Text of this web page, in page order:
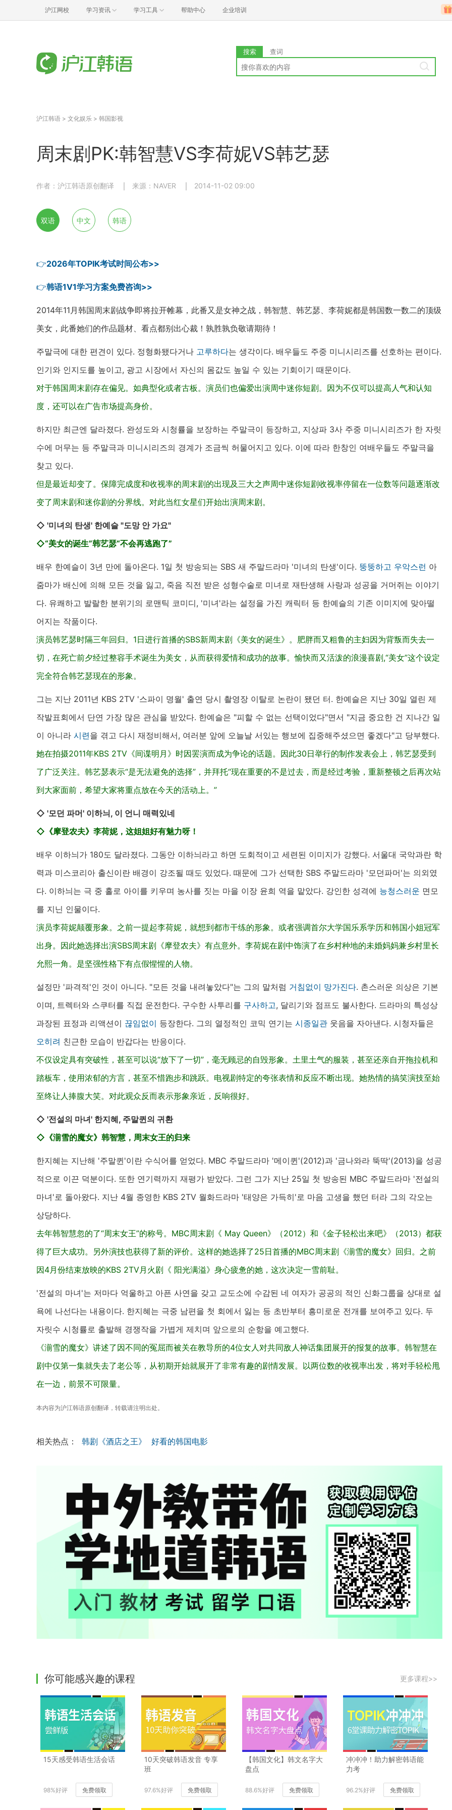
沪江网校 学习资讯 学习工具 帮助中心 企业培训
搜索 查词
沪江韩语 > 文化娱乐 > 韩国影视
周末剧PK:韩智慧VS李荷妮VS韩艺瑟
作者：沪江韩语原创翻译 来源：NAVER 2014-11-02 09:00
双语 中文 韩语
👉2026年TOPIK考试时间公布>>
👉韩语1V1学习方案免费咨询>>
2014年11月韩国周末剧战争即将拉开帷幕，此番又是女神之战，韩智慧、韩艺瑟、李荷妮都是韩国数一数二的顶级
美女，此番她们的作品题材、看点都别出心裁！孰胜孰负敬请期待！
주말극에 대한 편견이 있다. 정형화됐다거나 고루하다는 생각이다. 배우들도 주중 미니시리즈를 선호하는 편이다.
인기와 인지도를 높이고, 광고 시장에서 자신의 몸값도 높일 수 있는 기회이기 때문이다.
对于韩国周末剧存在偏见。如典型化或者古板。演员们也偏爱出演周中迷你短剧。因为不仅可以提高人气和认知
度，还可以在广告市场提高身价。
하지만 최근엔 달라졌다. 완성도와 시청률을 보장하는 주말극이 등장하고, 지상파 3사 주중 미니시리즈가 한 자릿
수에 머무는 등 주말극과 미니시리즈의 경계가 조금씩 허물어지고 있다. 이에 따라 한창인 여배우들도 주말극을
찾고 있다.
但是最近却变了。保障完成度和收视率的周末剧的出现及三大之声周中迷你短剧收视率停留在一位数等问题逐渐改
变了周末剧和迷你剧的分界线。对此当红女星们开始出演周末剧。
◇ '미녀의 탄생' 한예슬 "도망 안 가요"
◇“美女的诞生”韩艺瑟“不会再逃跑了”
배우 한예슬이 3년 만에 돌아온다. 1일 첫 방송되는 SBS 새 주말드라마 '미녀의 탄생'이다. 뚱뚱하고 우악스런 아
줌마가 배신에 의해 모든 것을 잃고, 죽음 직전 받은 성형수술로 미녀로 재탄생해 사랑과 성공을 거머쥐는 이야기
다. 유쾌하고 발랄한 분위기의 로맨틱 코미디, '미녀'라는 설정을 가진 캐릭터 등 한예슬의 기존 이미지에 맞아떨
어지는 작품이다.
演员韩艺瑟时隔三年回归。1日进行首播的SBS新周末剧《美女的诞生》。肥胖而又粗鲁的主妇因为背叛而失去一
切，在死亡前夕经过整容手术诞生为美女，从而获得爱情和成功的故事。愉快而又活泼的浪漫喜剧,“美女”这个设定
完全符合韩艺瑟现在的形象。
그는 지난 2011년 KBS 2TV '스파이 명월' 출연 당시 촬영장 이탈로 논란이 됐던 터. 한예슬은 지난 30일 열린 제
작발표회에서 단연 가장 많은 관심을 받았다. 한예슬은 "피할 수 없는 선택이었다"면서 "지금 중요한 건 지나간 일
이 아니라 시련을 겪고 다시 재정비해서, 여러분 앞에 오늘날 서있는 행보에 집중해주셨으면 좋겠다"고 당부했다.
她在拍摄2011年KBS 2TV《间谍明月》时因罢演而成为争论的话题。因此30日举行的制作发表会上，韩艺瑟受到
了广泛关注。韩艺瑟表示“是无法避免的选择”，并拜托“现在重要的不是过去，而是经过考验，重新整顿之后再次站
到大家面前，希望大家将重点放在今天的活动上。”
◇ '모던 파머' 이하늬, 이 언니 매력있네
◇《摩登农夫》李荷妮，这姐姐好有魅力呀！
배우 이하늬가 180도 달라졌다. 그동안 이하늬라고 하면 도회적이고 세련된 이미지가 강했다. 서울대 국악과란 학
력과 미스코리아 출신이란 배경이 강조될 때도 있었다. 때문에 그가 선택한 SBS 주말드라마 '모던파머'는 의외였
다. 이하늬는 극 중 홀로 아이를 키우며 농사를 짓는 마을 이장 윤희 역을 맡았다. 강인한 성격에 능청스러운 면모
를 지닌 인물이다.
演员李荷妮颠覆形象。之前一提起李荷妮，就想到都市干练的形象。或者强调首尔大学国乐系学历和韩国小姐冠军
出身。因此她选择出演SBS周末剧《摩登农夫》有点意外。李荷妮在剧中饰演了在乡村种地的未婚妈妈兼乡村里长
允熙一角。是坚强性格下有点假惺惺的人物。
설정만 '파격적'인 것이 아니다. "모든 것을 내려놓았다"는 그의 말처럼 거침없이 망가진다. 촌스러운 의상은 기본
이며, 트렉터와 스쿠터를 직접 운전한다. 구수한 사투리를 구사하고, 달리기와 점프도 불사한다. 드라마의 특성상
과장된 표정과 리액션이 끊임없이 등장한다. 그의 열정적인 코믹 연기는 시종일관 웃음을 자아낸다. 시청자들은
오히려 친근한 모습이 반갑다는 반응이다.
不仅设定具有突破性，甚至可以说“放下了一切”，毫无顾忌的自毁形象。土里土气的服装，甚至还亲自开拖拉机和
踏板车，使用浓郁的方言，甚至不惜跑步和跳跃。电视剧特定的夸张表情和反应不断出现。她热情的搞笑演技至始
至终让人捧腹大笑。对此观众反而表示形象亲近，反响很好。
◇ '전설의 마녀' 한지혜, 주말퀸의 귀환
◇《湔雪的魔女》韩智慧，周末女王的归来
한지혜는 지난해 '주말퀸'이란 수식어를 얻었다. MBC 주말드라마 '메이퀸'(2012)과 '금나와라 뚝딱'(2013)을 성공
적으로 이끈 덕분이다. 또한 연기력까지 재평가 받았다. 그런 그가 지난 25일 첫 방송된 MBC 주말드라마 '전설의
마녀'로 돌아왔다. 지난 4월 종영한 KBS 2TV 월화드라마 '태양은 가득히'로 마음 고생을 했던 터라 그의 각오는
상당하다.
去年韩智慧忽的了“周末女王”的称号。MBC周末剧《 May Queen》（2012）和《金子轻松出来吧》（2013）都获
得了巨大成功。另外演技也获得了新的评价。这样的她选择了25日首播的MBC周末剧《湔雪的魔女》回归。之前
因4月份结束放映的KBS 2TV月火剧《 阳光满溢》身心疲惫的她，这次决定一雪前耻。
'전설의 마녀'는 저마다 억울하고 아픈 사연을 갖고 교도소에 수감된 네 여자가 공공의 적인 신화그룹을 상대로 설
욕에 나선다는 내용이다. 한지혜는 극중 남편을 첫 회에서 잃는 등 초반부터 흥미로운 전개를 보여주고 있다. 두
자릿수 시청률로 출발해 경쟁작을 가볍게 제치며 앞으로의 순항을 예고했다.
《湔雪的魔女》讲述了因不同的冤屈而被关在教导所的4位女人对共同敌人神话集团展开的报复的故事。韩智慧在
剧中仅第一集就失去了老公等，从初期开始就展开了非常有趣的剧情发展。以两位数的收视率出发，将对手轻松甩
在一边，前景不可限量。
本内容为沪江韩语原创翻译，转载请注明出处。
相关热点： 韩剧《酒店之王》 好看的韩国电影
你可能感兴趣的课程 更多课程>>
15天感受韩语生活会话
98%好评 免费领取
10天突破韩语发音 专享
班
97.6%好评 免费领取
【韩国文化】韩文名字大
盘点
88.6%好评 免费领取
冲冲冲！助力解密韩语能
力考
96.2%好评 免费领取